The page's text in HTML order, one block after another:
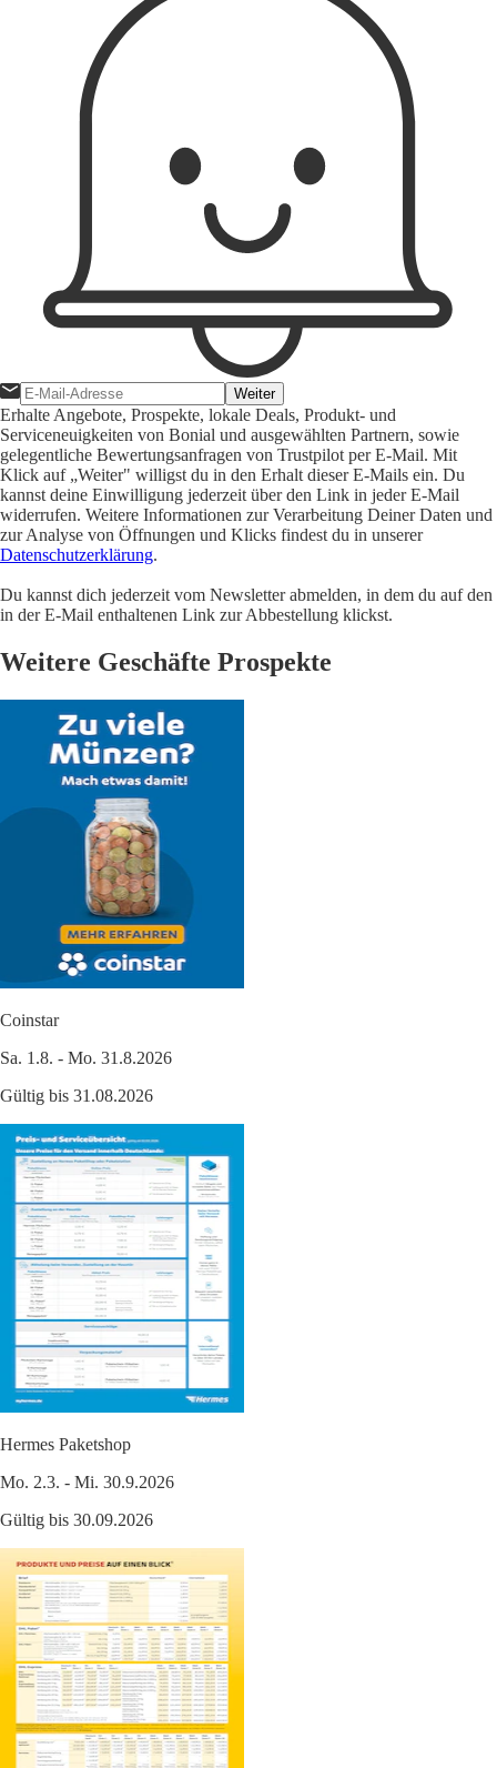
Weiter
Erhalte Angebote, Prospekte, lokale Deals, Produkt- und
Serviceneuigkeiten von Bonial und ausgewählten Partnern, sowie
gelegentliche Bewertungsanfragen von Trustpilot per E-Mail. Mit
Klick auf „Weiter" willigst du in den Erhalt dieser E-Mails ein. Du
kannst deine Einwilligung jederzeit über den Link in jeder E-Mail
widerrufen. Weitere Informationen zur Verarbeitung Deiner Daten und
zur Analyse von Öffnungen und Klicks findest du in unserer
Datenschutzerklärung.
Du kannst dich jederzeit vom Newsletter abmelden, in dem du auf den
in der E-Mail enthaltenen Link zur Abbestellung klickst.
Weitere Geschäfte Prospekte
Coinstar
Sa. 1.8. - Mo. 31.8.2026
Gültig bis 31.08.2026
Hermes Paketshop
Mo. 2.3. - Mi. 30.9.2026
Gültig bis 30.09.2026